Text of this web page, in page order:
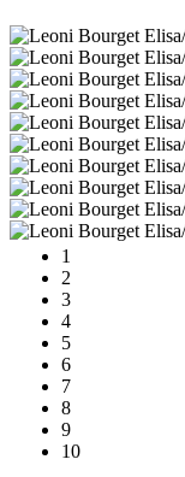
1
2
3
4
5
6
7
8
9
10